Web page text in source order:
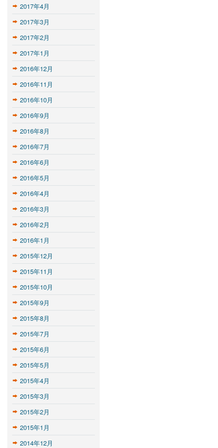
2017年4月
2017年3月
2017年2月
2017年1月
2016年12月
2016年11月
2016年10月
2016年9月
2016年8月
2016年7月
2016年6月
2016年5月
2016年4月
2016年3月
2016年2月
2016年1月
2015年12月
2015年11月
2015年10月
2015年9月
2015年8月
2015年7月
2015年6月
2015年5月
2015年4月
2015年3月
2015年2月
2015年1月
2014年12月